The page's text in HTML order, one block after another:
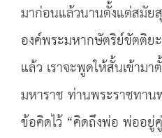
มาก่อนแล้วนานตั้งแต่สมัย
องค์พระมหากษัตริย์ขัตติย
แล้ว เราจะพูดให้สั้นเข้าม
มหาราช ท่านพระราชทาน
ข้อคิดไว้ “คิดถึงพ่อ พ่ออยู่